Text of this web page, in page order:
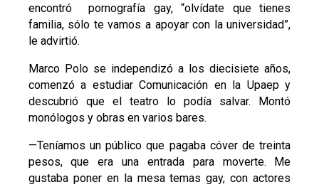
encontró pornografía gay, “olvídate que tienes
familia, sólo te vamos a apoyar con la universidad”,
le advirtió.
Marco Polo se independizó a los diecisiete años,
comenzó a estudiar Comunicación en la Upaep y
descubrió que el teatro lo podía salvar. Montó
monólogos y obras en varios bares.
—Teníamos un público que pagaba cóver de treinta
pesos, que era una entrada para moverte. Me
gustaba poner en la mesa temas gay, con actores